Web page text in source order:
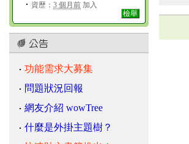
資歷： 3 個月前 加入
檢舉
功能需求大募集
問題狀況回報
網友介紹 wowTree
什麼是外掛主題樹？